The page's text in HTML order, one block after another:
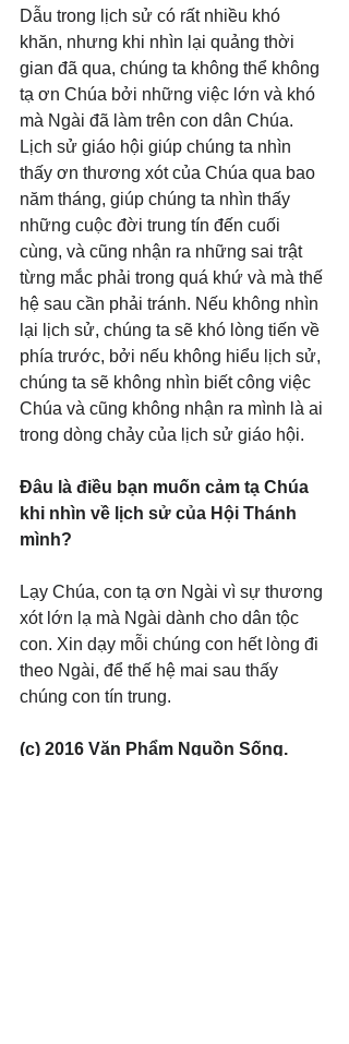
Dẫu trong lịch sử có rất nhiều khó
khăn, nhưng khi nhìn lại quảng thời
gian đã qua, chúng ta không thể không
tạ ơn Chúa bởi những việc lớn và khó
mà Ngài đã làm trên con dân Chúa.
Lịch sử giáo hội giúp chúng ta nhìn
thấy ơn thương xót của Chúa qua bao
năm tháng, giúp chúng ta nhìn thấy
những cuộc đời trung tín đến cuối
cùng, và cũng nhận ra những sai trật
từng mắc phải trong quá khứ và mà thế
hệ sau cần phải tránh. Nếu không nhìn
lại lịch sử, chúng ta sẽ khó lòng tiến về
phía trước, bởi nếu không hiểu lịch sử,
chúng ta sẽ không nhìn biết công việc
Chúa và cũng không nhận ra mình là ai
trong dòng chảy của lịch sử giáo hội.
Đâu là điều bạn muốn cảm tạ Chúa
khi nhìn về lịch sử của Hội Thánh
mình?
Lạy Chúa, con tạ ơn Ngài vì sự thương
xót lớn lạ mà Ngài dành cho dân tộc
con. Xin dạy mỗi chúng con hết lòng đi
theo Ngài, để thế hệ mai sau thấy
chúng con tín trung.
(c) 2016 Văn Phẩm Nguồn Sống.